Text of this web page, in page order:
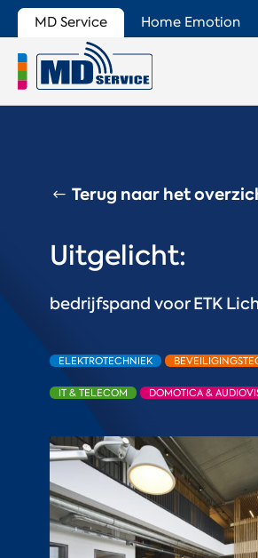
MD Service Home Emotion
Terug naar het
Uitgelicht:
bedrijfspand voor ETK
ELEKTROTECHNIEK
IT & TELECOM DOMOTICA &